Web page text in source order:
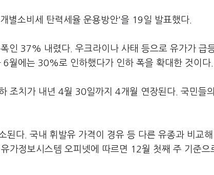
별소비세 탄력세율 운용방안'을 19일 발표했다.
인 37% 내렸다. 우크라이나 사태 등으로 유가가 급
월에는 30%로 인하했다가 인하 폭을 확대한 것이다.
조치가 내년 4월 30일까지 4개월 연장된다. 국민들
다. 국내 휘발유 가격이 경유 등 다른 유종과 비교
가정보시스템 오피넷에 따르면 12월 첫째 주 기준으